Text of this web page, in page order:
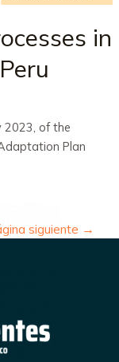
in
2023, of the
Plan
siguiente →